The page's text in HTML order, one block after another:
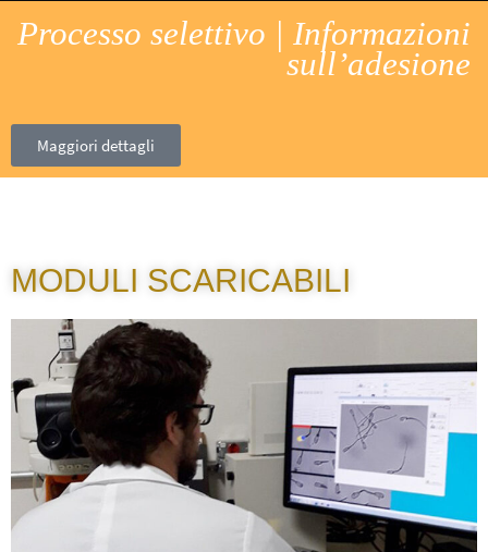
Processo selettivo | Informazioni
sull’adesione
Maggiori dettagli
MODULI SCARICABILI